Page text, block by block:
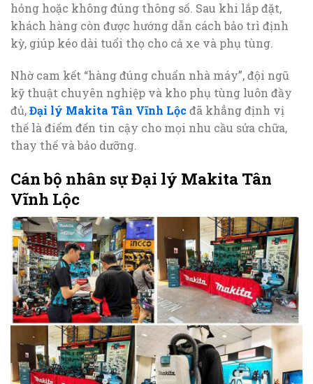
hỏng hoặc không đúng thông số. Sau khi lắp đặt,
khách hàng còn được hướng dẫn cách bảo trì định
kỳ, giúp kéo dài tuổi thọ cho cả xe và phụ tùng.
Nhờ cam kết “hàng đúng chuẩn nhà máy”, đội ngũ
kỹ thuật chuyên nghiệp và kho phụ tùng luôn đầy
đủ,Đại lý Makita Tân Vĩnh Lộc đã khẳng định vị
thế là điểm đến tin cậy cho mọi nhu cầu sửa chữa,
thay thế và bảo dưỡng.
Cán bộ nhân sự Đại lý Makita Tân
Vĩnh Lộc